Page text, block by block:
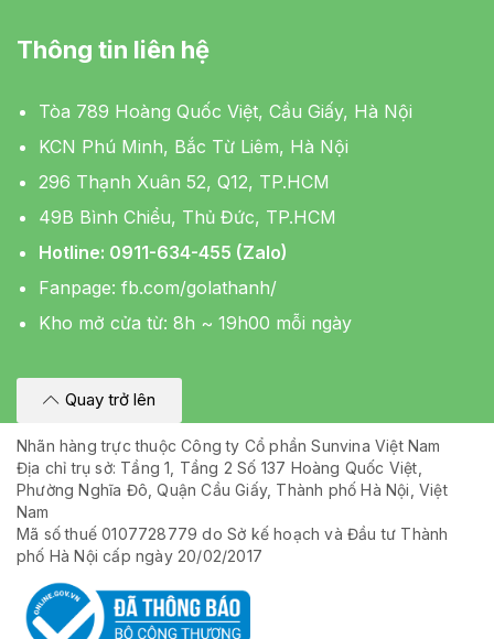
Thông tin liên hệ
Tòa 789 Hoàng Quốc Việt, Cầu Giấy, Hà Nội
KCN Phú Minh, Bắc Từ Liêm, Hà Nội
296 Thạnh Xuân 52, Q12, TP.HCM
49B Bình Chiểu, Thủ Đức, TP.HCM
Hotline: 0911-634-455 (Zalo)
Fanpage: fb.com/golathanh/
Kho mở cửa từ: 8h ~ 19h00 mỗi ngày
Quay trở lên
Nhãn hàng trực thuộc Công ty Cổ phần Sunvina Việt Nam
Địa chỉ trụ sở: Tầng 1, Tầng 2 Số 137 Hoàng Quốc Việt,
Phường Nghĩa Đô, Quận Cầu Giấy, Thành phố Hà Nội, Việt
Nam
Mã số thuế 0107728779 do Sở kế hoạch và Đầu tư Thành
phố Hà Nội cấp ngày 20/02/2017